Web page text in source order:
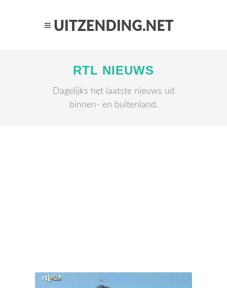
RTL NIEUWS
Dagelijks het laatste nieuws uit
binnen- en buitenland.